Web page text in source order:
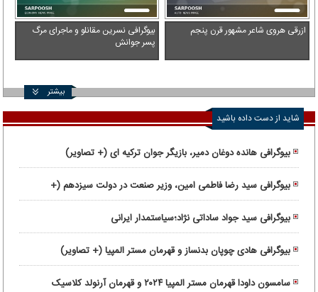
ازرقی هروی شاعر مشهور قرن پنجم
بیوگرافی نسرین مقانلو و ماجرای مرگ
پسر جوانش
بیشتر
شاید از دست داده باشید
بیوگرافی هانده دوغان دمیر، بازیگر جوان ترکیه ای (+ تصاویر)
بیوگرافی سید رضا فاطمی امین، وزیر صنعت در دولت سیزدهم (+
تصاویر)
بیوگرافی سید جواد ساداتی ‌نژاد؛سیاستمدار ایرانی
بیوگرافی هادی چوپان بدنساز و قهرمان مستر المپیا (+ تصاویر)
سامسون داودا قهرمان مستر المپیا ۲۰۲۴ و قهرمان آرنولد کلاسیک